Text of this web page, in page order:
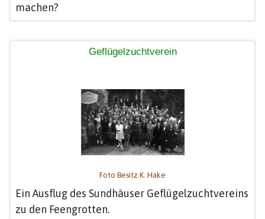
machen?
Geflügelzuchtverein
Foto Besitz K. Hake
Ein Ausflug des Sundhäuser Geflügelzuchtvereins
zu den Feengrotten.